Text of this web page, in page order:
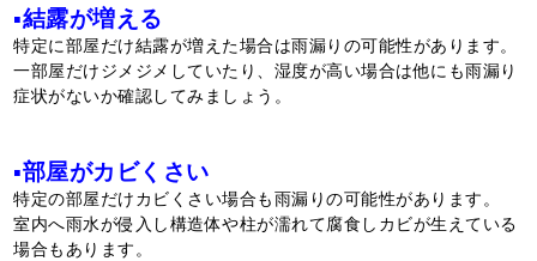
▪結露が増える
特定に部屋だけ結露が増えた場合は雨漏りの可能性があります。
一部屋だけジメジメしていたり、湿度が高い場合は他にも雨漏り
症状がないか確認してみましょう。
▪部屋がカビくさい
特定の部屋だけカビくさい場合も雨漏りの可能性があります。
室内へ雨水が侵入し構造体や柱が濡れて腐食しカビが生えている
場合もあります。